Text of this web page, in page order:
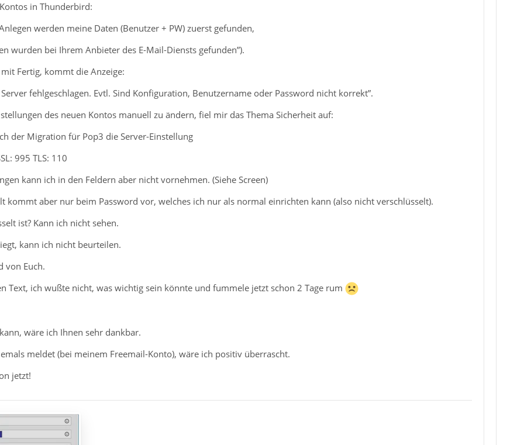
in Thunderbird:
werden meine Daten (Benutzer + PW) zuerst gefunden,
wurden bei Ihrem Anbieter des E-Mail-Diensts gefunden”).
Fertig, kommt die Anzeige:
fehlgeschlagen. Evtl. Sind Konfiguration, Benutzername oder Password nicht korrekt”.
des neuen Kontos manuell zu ändern, fiel mir das Thema Sicherheit auf:
der Migration für Pop3 die Server-Einstellung
995 TLS: 110
kann ich in den Feldern aber nicht vornehmen. (Siehe Screen)
kommt aber nur beim Password vor, welches ich nur als normal einrichten kann (also nicht verschlüsselt).
ist? Kann ich nicht sehen.
kann ich nicht beurteilen.
von Euch.
Text, ich wußte nicht, was wichtig sein könnte und fummele jetzt schon 2 Tage rum
wäre ich Ihnen sehr dankbar.
meldet (bei meinem Freemail-Konto), wäre ich positiv überrascht.
jetzt!